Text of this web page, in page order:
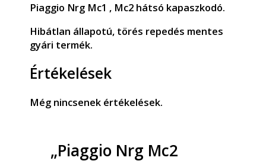
Piaggio Nrg Mc1 , Mc2 hátsó kapaszkodó.
Hibátlan állapotú, törés repedés mentes
gyári termék.
Értékelések
Még nincsenek értékelések.
„Piaggio Nrg Mc2